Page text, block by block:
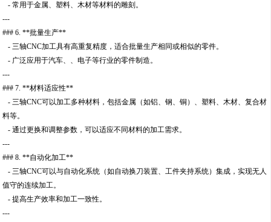
- 常用于金属、塑料、木材等材料的雕刻。
---
### 6. **批量生产**
- 三轴CNC加工具有高重复精度，适合批量生产相同或相似的零件。
- 广泛应用于汽车、、电子等行业的零件制造。
---
### 7. **材料适应性**
- 三轴CNC可以加工多种材料，包括金属（如铝、钢、铜）、塑料、木材、复合材
料等。
- 通过更换和调整参数，可以适应不同材料的加工需求。
---
### 8. **自动化加工**
- 三轴CNC可以与自动化系统（如自动换刀装置、工件夹持系统）集成，实现无人
值守的连续加工。
- 提高生产效率和加工一致性。
---